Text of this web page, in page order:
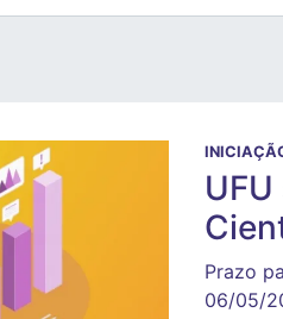
Prazo
06/05/